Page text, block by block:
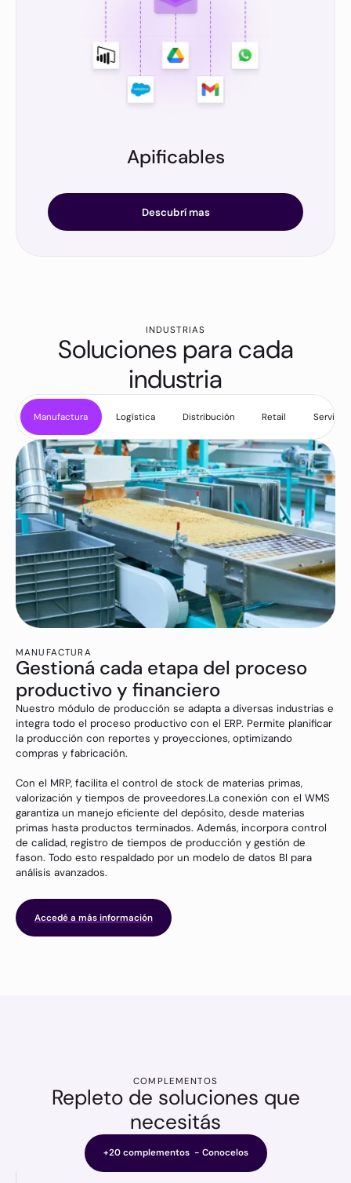
Apificables
de plataforma o dispositivo.
Descubrí mas
INDUSTRIAS
Soluciones para cada
industria
Manufactura Logística Distribución Retail
MANUFACTURA
Gestioná cada etapa del proceso
productivo y financiero
Nuestro módulo de producción se adapta a diversas industrias e
integra todo el proceso productivo con el ERP. Permite planificar
la producción con reportes y proyecciones, optimizando
compras y fabricación.
Con el MRP, facilita el control de stock de materias primas,
valorización y tiempos de proveedores.La conexión con el WMS
garantiza un manejo eficiente del depósito, desde materias
primas hasta productos terminados. Además, incorpora control
de calidad, registro de tiempos de producción y gestión de
fason. Todo esto respaldado por un modelo de datos BI para
análisis avanzados.
Accedé a más información
COMPLEMENTOS
Repleto de soluciones que
necesitás
+20 complementos - Conocelos